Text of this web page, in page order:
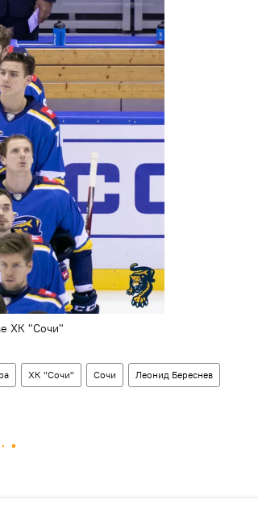
ХК "Сочи"
ХК "Сочи" Сочи Леонид Береснев